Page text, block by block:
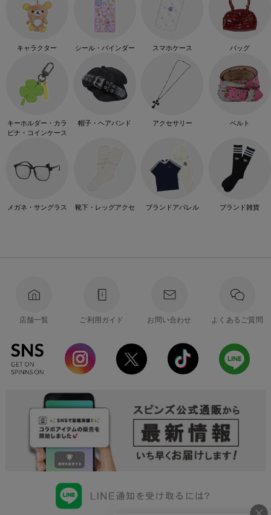
キャラクター シール・バインダー スマホケース バッグ
キーホルダー・カラ
ビナ・コインケース
帽子・ヘアバンド アクセサリー ベルト
メガネ・サングラス 靴下・レッグアクセ ブランドアパレル ブランド雑貨
店舗一覧 ご利用ガイド お問い合わせ よくあるご質問